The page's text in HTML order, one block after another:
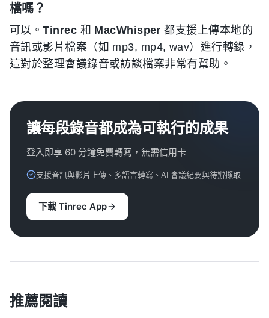
檔嗎？
可以。Tinrec 和 MacWhisper 都支援上傳本地的
音訊或影片檔案（如 mp3, mp4, wav）進行轉錄，
這對於整理會議錄音或訪談檔案非常有幫助。
讓每段錄音都成為可執行的成果
登入即享 60 分鐘免費轉寫，無需信用卡
支援音訊與影片上傳、多語言轉寫、AI 會議紀要與待辦擷取
下載 Tinrec App
推薦閱讀